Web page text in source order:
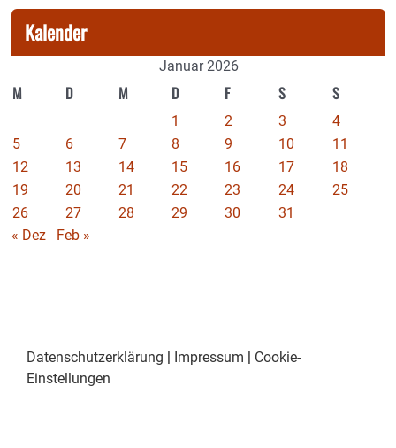
Kalender
Januar 2026
M D M D F S S
1 2 3
4
5
6 7 8 9 10
11
12
13 14 15 16 17
18
19
20 21 22 23 24
25
26
27 28 29 30
31
« Dez
Feb »
Datenschutzerklärung Impressum
Cookie-
Einstellungen